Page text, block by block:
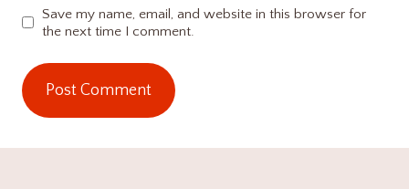
Save my name, email, and website in this browser for
the next time I comment.